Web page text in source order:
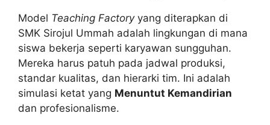
Model Teaching Factoryyang diterapkan di
SMK Sirojul Ummah adalah lingkungan di mana
siswa bekerja seperti karyawan sungguhan.
Mereka harus patuh pada jadwal produksi,
standar kualitas, dan hierarki tim. Ini adalah
simulasi ketat yang Menuntut Kemandirian
dan profesionalisme.